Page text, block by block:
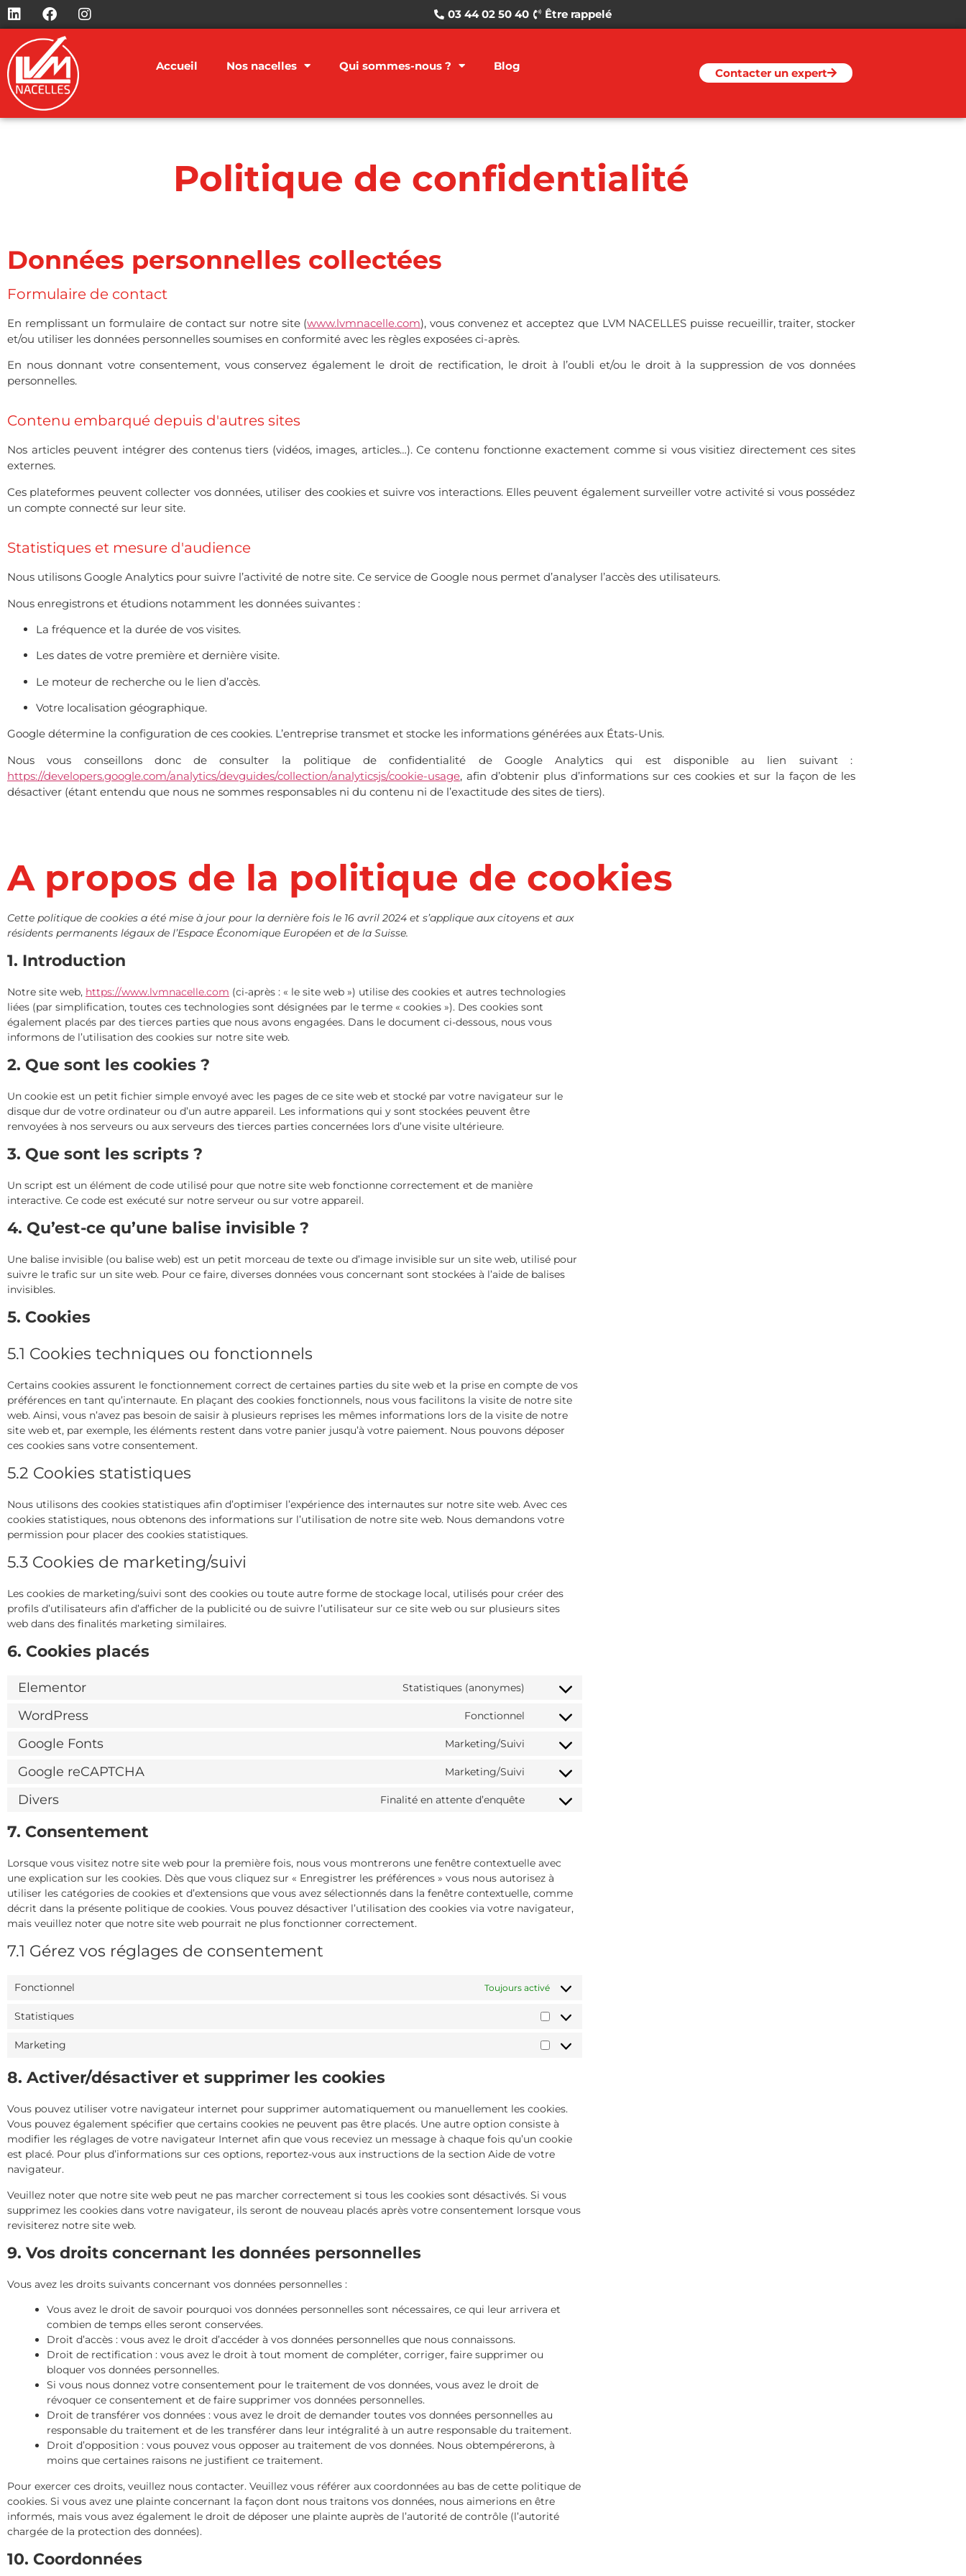
03 44 02 50 40 Être rappelé
Accueil Nos nacelles Qui sommes-nous ? Blog
Contacter un expert
Politique de confidentialité
Données personnelles collectées
Formulaire de contact
En remplissant un formulaire de contact sur notre site (www.lvmnacelle.com), vous convenez et acceptez que LVM NACELLES puisse recueillir, traiter, stocker
et/ou utiliser les données personnelles soumises en conformité avec les règles exposées ci-après.
En nous donnant votre consentement, vous conservez également le droit de rectification, le droit à l’oubli et/ou le droit à la suppression de vos données
personnelles.
Contenu embarqué depuis d'autres sites
Nos articles peuvent intégrer des contenus tiers (vidéos, images, articles…). Ce contenu fonctionne exactement comme si vous visitiez directement ces sites
externes.
Ces plateformes peuvent collecter vos données, utiliser des cookies et suivre vos interactions. Elles peuvent également surveiller votre activité si vous possédez
un compte connecté sur leur site.
Statistiques et mesure d'audience
Nous utilisons Google Analytics pour suivre l’activité de notre site. Ce service de Google nous permet d’analyser l’accès des utilisateurs.
Nous enregistrons et étudions notamment les données suivantes :
La fréquence et la durée de vos visites.
Les dates de votre première et dernière visite.
Le moteur de recherche ou le lien d’accès.
Votre localisation géographique.
Google détermine la configuration de ces cookies. L’entreprise transmet et stocke les informations générées aux États-Unis.
Nous vous conseillons donc de consulter la politique de confidentialité de Google Analytics qui est disponible au lien suivant :
https://developers.google.com/analytics/devguides/collection/analyticsjs/cookie-usage, afin d’obtenir plus d’informations sur ces cookies et sur la façon de les
désactiver (étant entendu que nous ne sommes responsables ni du contenu ni de l’exactitude des sites de tiers).
A propos de la politique de cookies
Cette politique de cookies a été mise à jour pour la dernière fois le 16 avril 2024 et s’applique aux citoyens et aux
résidents permanents légaux de l’Espace Économique Européen et de la Suisse.
1. Introduction
Notre site web, https://www.lvmnacelle.com (ci-après : « le site web ») utilise des cookies et autres technologies
liées (par simplification, toutes ces technologies sont désignées par le terme « cookies »). Des cookies sont
également placés par des tierces parties que nous avons engagées. Dans le document ci-dessous, nous vous
informons de l’utilisation des cookies sur notre site web.
2. Que sont les cookies ?
Un cookie est un petit fichier simple envoyé avec les pages de ce site web et stocké par votre navigateur sur le
disque dur de votre ordinateur ou d’un autre appareil. Les informations qui y sont stockées peuvent être
renvoyées à nos serveurs ou aux serveurs des tierces parties concernées lors d’une visite ultérieure.
3. Que sont les scripts ?
Un script est un élément de code utilisé pour que notre site web fonctionne correctement et de manière
interactive. Ce code est exécuté sur notre serveur ou sur votre appareil.
4. Qu’est-ce qu’une balise invisible ?
Une balise invisible (ou balise web) est un petit morceau de texte ou d’image invisible sur un site web, utilisé pour
suivre le trafic sur un site web. Pour ce faire, diverses données vous concernant sont stockées à l’aide de balises
invisibles.
5. Cookies
5.1 Cookies techniques ou fonctionnels
Certains cookies assurent le fonctionnement correct de certaines parties du site web et la prise en compte de vos
préférences en tant qu’internaute. En plaçant des cookies fonctionnels, nous vous facilitons la visite de notre site
web. Ainsi, vous n’avez pas besoin de saisir à plusieurs reprises les mêmes informations lors de la visite de notre
site web et, par exemple, les éléments restent dans votre panier jusqu’à votre paiement. Nous pouvons déposer
ces cookies sans votre consentement.
5.2 Cookies statistiques
Nous utilisons des cookies statistiques afin d’optimiser l’expérience des internautes sur notre site web. Avec ces
cookies statistiques, nous obtenons des informations sur l’utilisation de notre site web. Nous demandons votre
permission pour placer des cookies statistiques.
5.3 Cookies de marketing/suivi
Les cookies de marketing/suivi sont des cookies ou toute autre forme de stockage local, utilisés pour créer des
profils d’utilisateurs afin d’afficher de la publicité ou de suivre l’utilisateur sur ce site web ou sur plusieurs sites
web dans des finalités marketing similaires.
6. Cookies placés
Elementor Statistiques (anonymes)
WordPress Fonctionnel
Google Fonts Marketing/Suivi
Google reCAPTCHA Marketing/Suivi
Divers Finalité en attente d’enquête
7. Consentement
Lorsque vous visitez notre site web pour la première fois, nous vous montrerons une fenêtre contextuelle avec
une explication sur les cookies. Dès que vous cliquez sur « Enregistrer les préférences » vous nous autorisez à
utiliser les catégories de cookies et d’extensions que vous avez sélectionnés dans la fenêtre contextuelle, comme
décrit dans la présente politique de cookies. Vous pouvez désactiver l’utilisation des cookies via votre navigateur,
mais veuillez noter que notre site web pourrait ne plus fonctionner correctement.
7.1 Gérez vos réglages de consentement
Fonctionnel Toujours activé
Statistiques
Marketing
8. Activer/désactiver et supprimer les cookies
Vous pouvez utiliser votre navigateur internet pour supprimer automatiquement ou manuellement les cookies.
Vous pouvez également spécifier que certains cookies ne peuvent pas être placés. Une autre option consiste à
modifier les réglages de votre navigateur Internet afin que vous receviez un message à chaque fois qu’un cookie
est placé. Pour plus d’informations sur ces options, reportez-vous aux instructions de la section Aide de votre
navigateur.
Veuillez noter que notre site web peut ne pas marcher correctement si tous les cookies sont désactivés. Si vous
supprimez les cookies dans votre navigateur, ils seront de nouveau placés après votre consentement lorsque vous
revisiterez notre site web.
9. Vos droits concernant les données personnelles
Vous avez les droits suivants concernant vos données personnelles :
Vous avez le droit de savoir pourquoi vos données personnelles sont nécessaires, ce qui leur arrivera et
combien de temps elles seront conservées.
Droit d’accès : vous avez le droit d’accéder à vos données personnelles que nous connaissons.
Droit de rectification : vous avez le droit à tout moment de compléter, corriger, faire supprimer ou
bloquer vos données personnelles.
Si vous nous donnez votre consentement pour le traitement de vos données, vous avez le droit de
révoquer ce consentement et de faire supprimer vos données personnelles.
Droit de transférer vos données : vous avez le droit de demander toutes vos données personnelles au
responsable du traitement et de les transférer dans leur intégralité à un autre responsable du traitement.
Droit d’opposition : vous pouvez vous opposer au traitement de vos données. Nous obtempérerons, à
moins que certaines raisons ne justifient ce traitement.
Pour exercer ces droits, veuillez nous contacter. Veuillez vous référer aux coordonnées au bas de cette politique de
cookies. Si vous avez une plainte concernant la façon dont nous traitons vos données, nous aimerions en être
informés, mais vous avez également le droit de déposer une plainte auprès de l’autorité de contrôle (l’autorité
chargée de la protection des données).
10. Coordonnées